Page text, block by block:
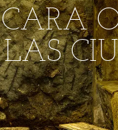
CARA
LAS